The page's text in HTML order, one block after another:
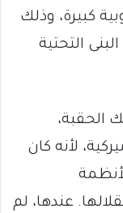
كبيرة، وذلك
التحتية
الحقبة،
لأنه كان
عندها، لم